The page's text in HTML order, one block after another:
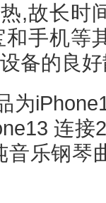
,故长时
手机等
备的良
为
连接
乐钢琴